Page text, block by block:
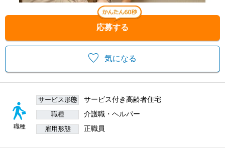
気になる
応募する
職種
サービス形態 サービス付き高齢者住宅
職種 介護職・ヘルパー
雇用形態 正職員